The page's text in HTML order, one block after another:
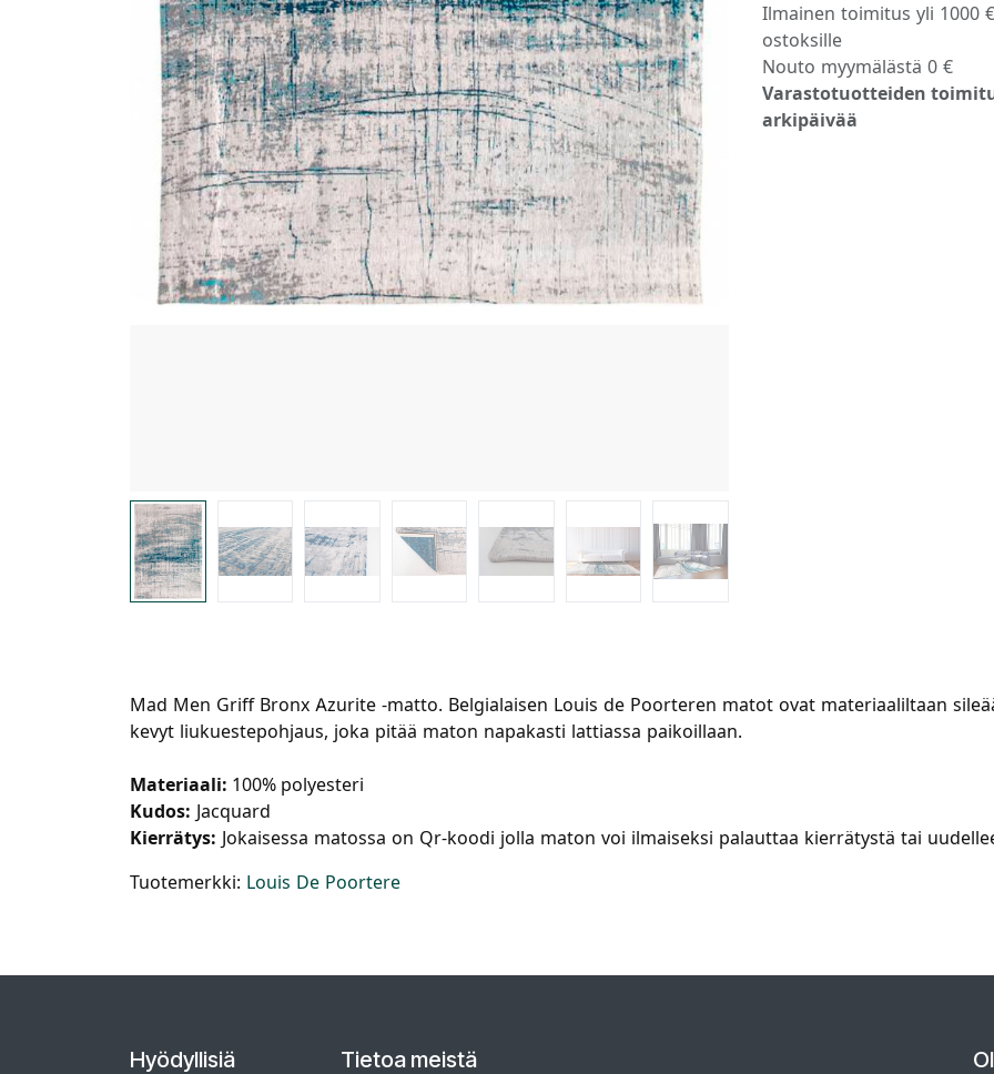
Ilmainen toimitus yli 1000 €
ostoksille
Nouto myymälästä 0 €
Varastotuotteiden
arkipäivää
Mad Men Griff Bronx Azurite -matto. Belgialaisen Louis de Poorteren matot ovat materiaaliltaan
kevyt liukuestepohjaus, joka pitää maton napakasti lattiassa paikoillaan.
Materiaali: 100% polyesteri
Kudos: Jacquard
Kierrätys: Jokaisessa matossa on Qr-koodi jolla maton voi ilmaiseksi palauttaa kierrätystä tai
Tuotemerkki: Louis De Poortere
Hyödyllisiä
Tietoa meistä